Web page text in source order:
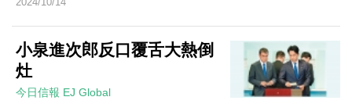
小泉進次郎反口覆舌大熱倒
灶
今日信報 EJ Global